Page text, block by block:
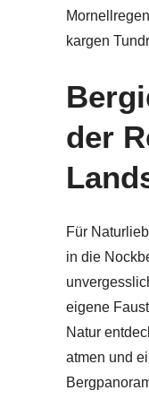
kargen
der
Für
in die
eigene
Natur
atmen und